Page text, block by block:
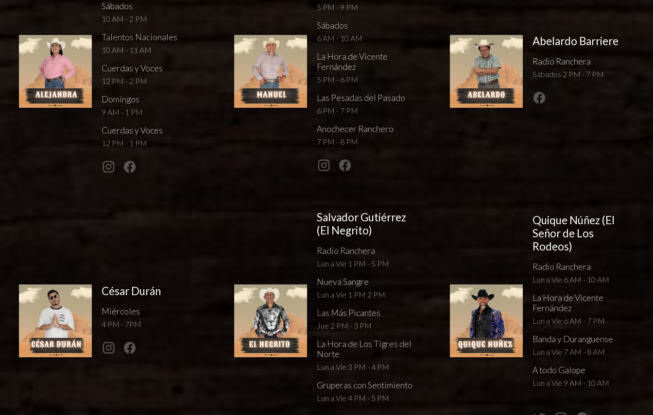
Sábados
10 AM - 2 PM
Talentos Nacionales
10 AM - 11 AM
Cuerdas y Voces
12 PM - 2 PM
Domingos
9 AM - 1 PM
Cuerdas y Voces
12 PM - 1 PM
5 PM - 9 PM
Sábados
6 AM - 10 AM
La Hora de Vicente
Fernández
5 PM - 6 PM
Las Pesadas del Pasado
6 PM - 7 PM
Anochecer Ranchero
7 PM - 8 PM
Abelardo Barriere
Radio Ranchera
Sábados 2 PM - 7 PM
César Durán
Miércoles
4 PM - 7PM
Salvador Gutiérrez
(El Negrito)
Radio Ranchera
Lun a Vie 1 PM - 5 PM
Nueva Sangre
Lun a Vie 1 PM 2 PM
Las Más Picantes
Jue 2 PM - 3 PM
La Hora de Los Tigres del
Norte
Lun a Vie 3 PM - 4 PM
Gruperas con Sentimiento
Lun a Vie 4 PM - 5 PM
Quique Núñez (El
Señor de Los
Rodeos)
Radio Ranchera
Lun a Vie 6 AM - 10 AM
La Hora de Vicente
Fernández
Lun a Vie 6 AM - 7 PM
Banda y Duranguense
Lun a Vie 7 AM - 8 AM
A todo Galope
Lun a Vie 9 AM - 10 AM